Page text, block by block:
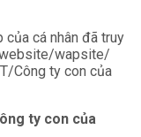
của cá nhân đã truy
wapsite/
Công ty con của
ty con của